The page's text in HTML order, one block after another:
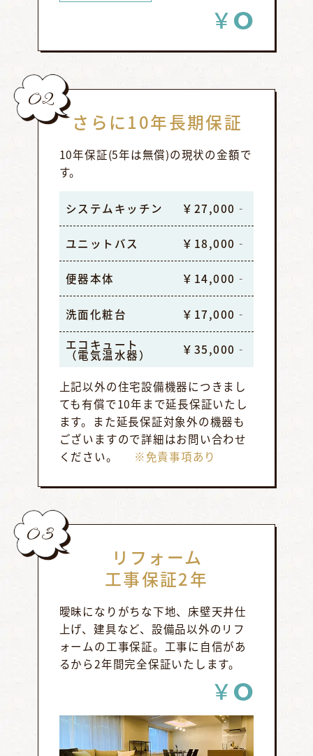
￥0
02
さらに10年長期保証
10年保証(5年は無償)の現状の金額で
す。
システムキッチン ￥27,000‐
ユニットバス ￥18,000‐
便器本体 ￥14,000‐
洗面化粧台
￥17,000‐
エコキュート
（電気温水器） ￥35,000‐
上記以外の住宅設備機器につきまし
ても有償で10年まで延長保証いたし
ます。また延長保証対象外の機器も
ございますので詳細はお問い合わせ
ください。
※免責事項あり
03
リフォーム
工事保証2年
曖昧になりがちな下地、床壁天井仕
上げ、建具など、設備品以外のリフ
ォームの工事保証。工事に自信があ
るから2年間完全保証いたします。
￥0